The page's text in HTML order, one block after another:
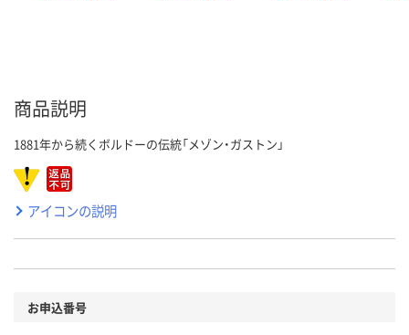
商品説明
1881年から続くボルドーの伝統「メゾン・ガストン」
アイコンの説明
お申込番号